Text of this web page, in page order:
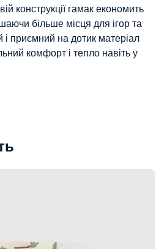
конструкції гамак економить
більше місця для ігор та
і приємний на дотик матеріал
комфорт і тепло навіть у